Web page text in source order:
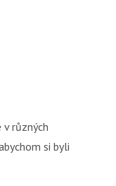
různých
si byli